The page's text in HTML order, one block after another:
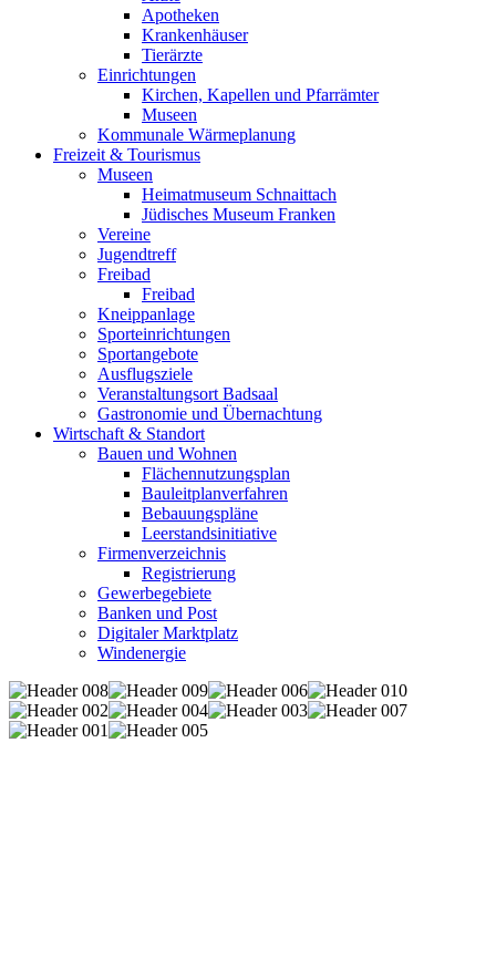
Apotheken
Krankenhäuser
Tierärzte
Einrichtungen
Kirchen, Kapellen und Pfarrämter
Museen
Kommunale Wärmeplanung
Freizeit & Tourismus
Museen
Heimatmuseum Schnaittach
Jüdisches Museum Franken
Vereine
Jugendtreff
Freibad
Freibad
Kneippanlage
Sporteinrichtungen
Sportangebote
Ausflugsziele
Veranstaltungsort Badsaal
Gastronomie und Übernachtung
Wirtschaft & Standort
Bauen und Wohnen
Flächennutzungsplan
Bauleitplanverfahren
Bebauungspläne
Leerstandsinitiative
Firmenverzeichnis
Registrierung
Gewerbegebiete
Banken und Post
Digitaler Marktplatz
Windenergie